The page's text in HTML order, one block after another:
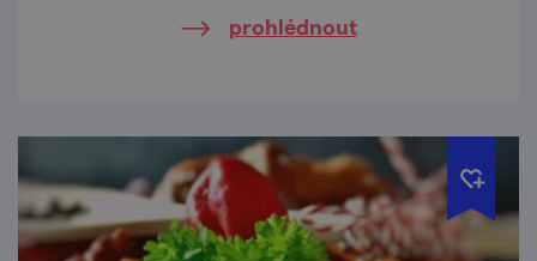
prohlédnout